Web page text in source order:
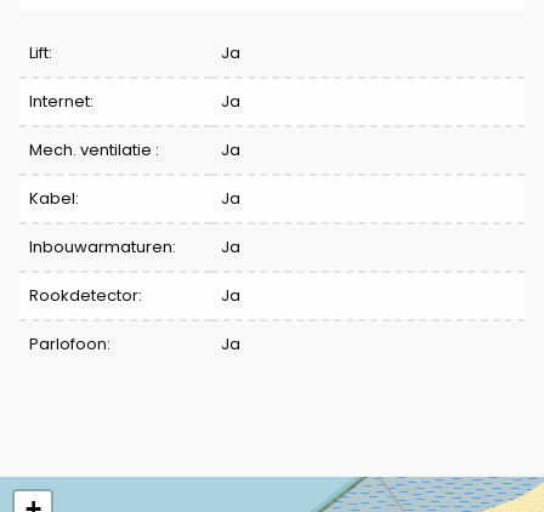
Lift: Ja
Internet: Ja
Mech. ventilatie : Ja
Kabel: Ja
Inbouwarmaturen: Ja
Rookdetector: Ja
Parlofoon: Ja